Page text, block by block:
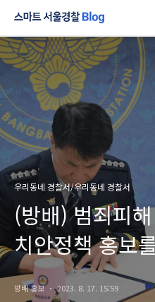
우리동네 경찰서/우리동네 경찰서
(방배) 범죄피
치안정책 홍보
업무협약
방배 홍보 2023. 8. 17. 15:59